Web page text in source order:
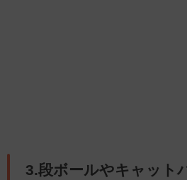
3.段ボールやキャット